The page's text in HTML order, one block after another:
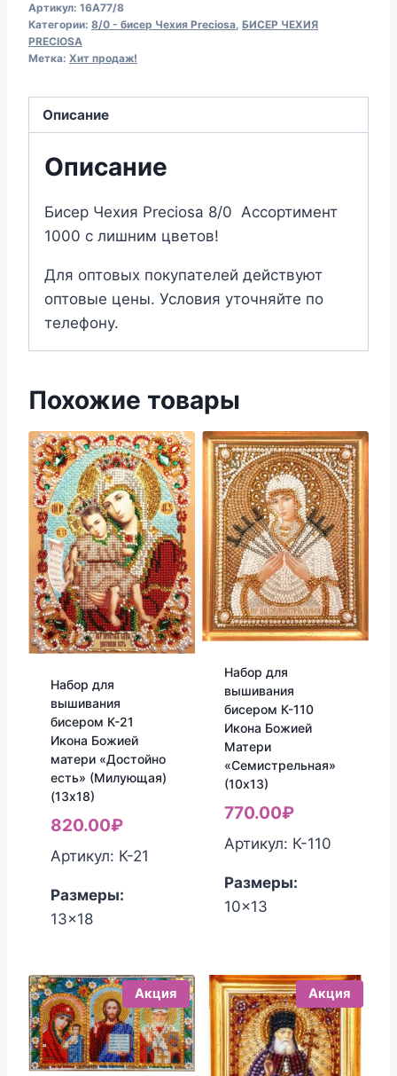
Чехия
Preciosa
8/16А77
Артикул: 16А77/8
Категории: 8/0 - бисер Чехия Preciosa, БИСЕР ЧЕХИЯ
PRECIOSA
Метка: Хит продаж!
Описание
Описание
Бисер Чехия Preciosa 8/0 Ассортимент
1000 с лишним цветов!
Для оптовых покупателей действуют
оптовые цены. Условия уточняйте по
телефону.
Похожие товары
Набор для
вышивания
бисером К-21
Икона Божией
матери «Достойно
есть» (Милующая)
(13х18)
820.00₽
Артикул: К-21
Размеры:
13x18
Набор для
вышивания
бисером К-110
Икона Божией
Матери
«Семистрельная»
(10х13)
770.00₽
Артикул: К-110
Размеры:
10x13
Акция Акция